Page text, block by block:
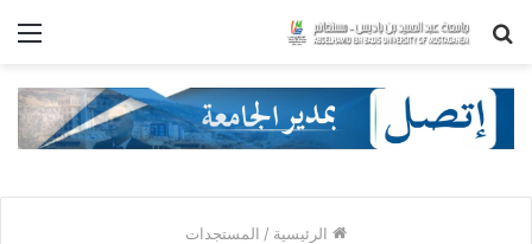
بحث
الرئيسية / المستجدات